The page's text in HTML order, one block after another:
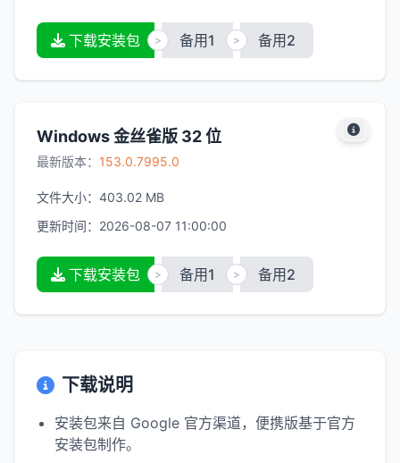
下载安装包 > 备用1 > 备用2
Windows 金丝雀版 32 位
最新版本： 153.0.7995.0
文件大小： 403.02 MB
更新时间： 2026-08-07 11:00:00
下载安装包 > 备用1 > 备用2
下载说明
安装包来自 Google 官方渠道，便携版基于官方
安装包制作。